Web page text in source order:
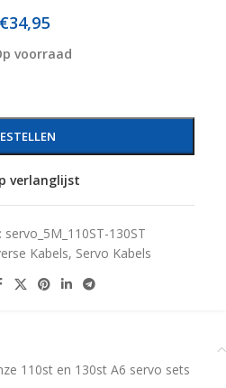
€34,95
voorraad
verlanglijst
servo_5M_110ST-130ST
Kabels, Servo Kabels
110st en 130st A6 servo sets